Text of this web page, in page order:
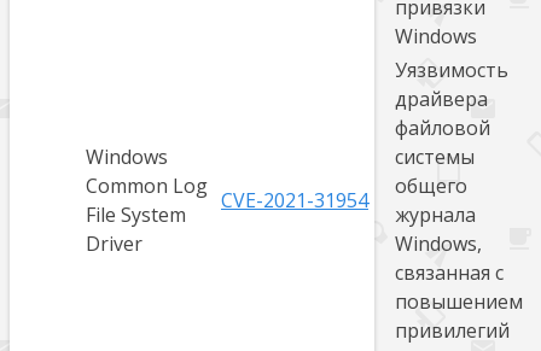
привязки
Windows
Windows
Common Log
File System
Driver
CVE-2021-31954
Уязвимость
драйвера
файловой
системы
общего
журнала
Windows,
связанная с
повышением
привилегий